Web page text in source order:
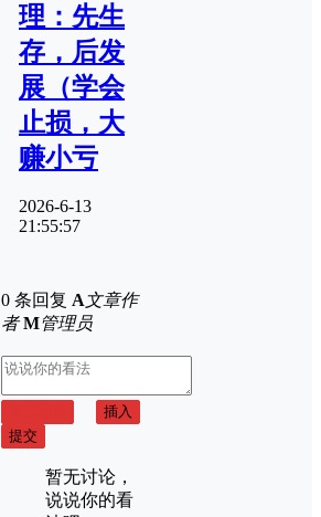
理：先生
存，后发
展（学会
止损，大
赚小亏
2026-6-13
21:55:57
0 条回复 A文章作
者 M管理员
插入
提交
暂无讨论，
说说你的看